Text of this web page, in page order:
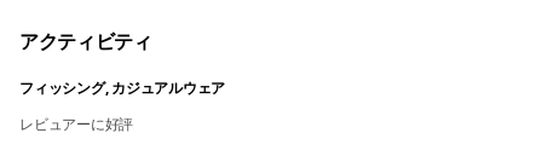
アクティビティ
フィッシング, カジュアルウェア
レビュアーに好評